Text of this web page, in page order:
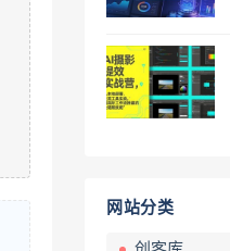
网站分类